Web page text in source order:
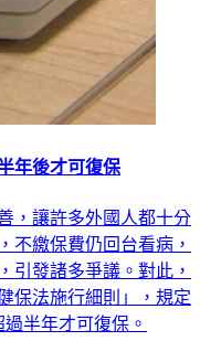
年後才可復保
，讓許多外國人都十分
不繳保費仍回台看病，
引發諸多爭議。對此，
保法施行細則」，規定
半年才可復保。